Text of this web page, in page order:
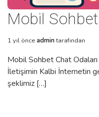
Mobil
1 yıl önce admintarafından
Mobil Sohbet Chat
İletişimin Kalbi İnternetin
şeklimiz […]